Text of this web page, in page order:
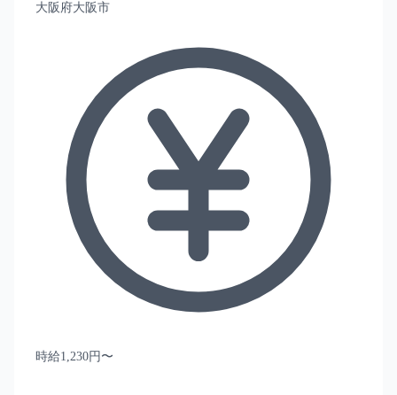
大阪府大阪市
時給1,230円〜